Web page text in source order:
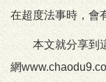
在超度法事時，會
本文就分享到
網